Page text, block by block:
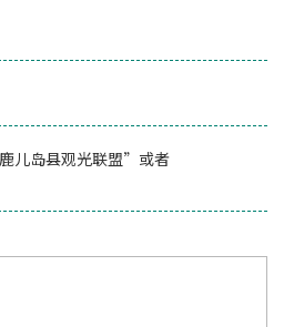
儿岛县观光联盟”或者